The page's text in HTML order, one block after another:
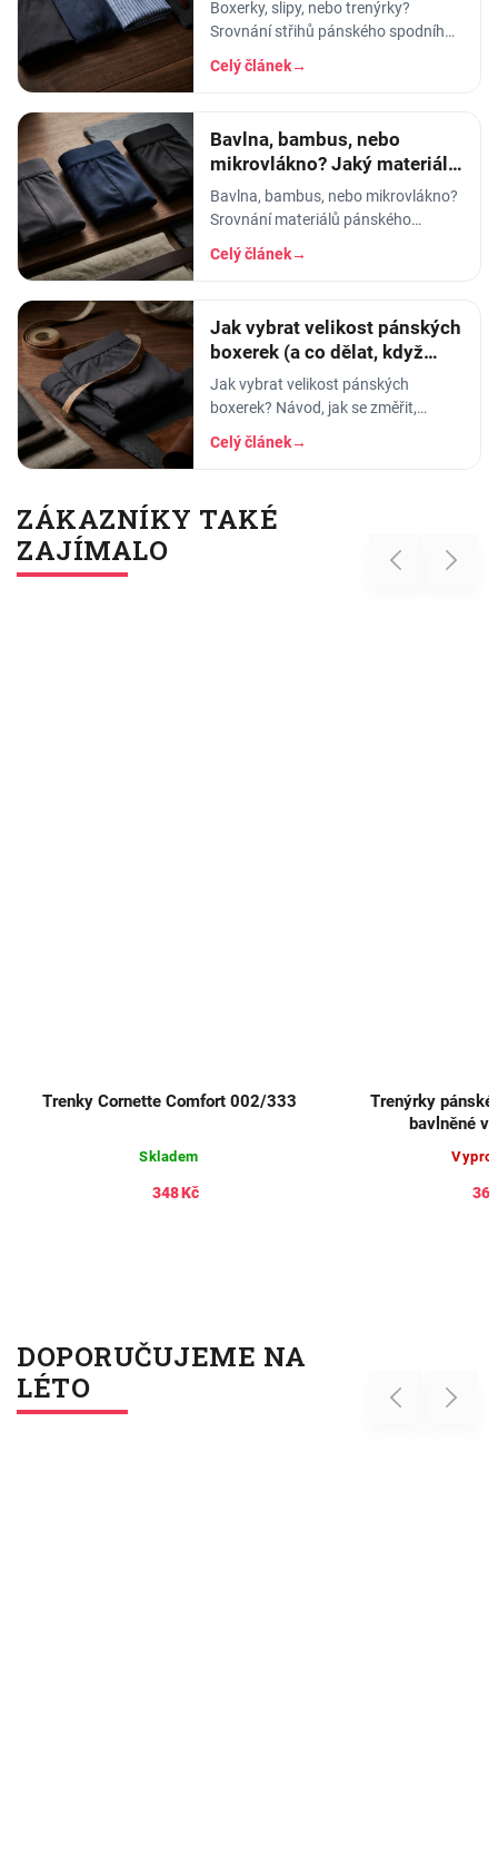
Boxerky, slipy, nebo trenýrky?
Srovnání střihů pánského spodního
prádla - pohodlí, opora, pod jaké
kalhoty a na jakou příležitost se
Celý článek→
Bavlna, bambus, nebo
mikrovlákno? Jaký materiál
pánského prádla vybrat
Bavlna, bambus, nebo mikrovlákno?
Srovnání materiálů pánského
spodního prádla - prodyšnost,
savost, trvanlivost a pro koho se
Celý článek→
Jak vybrat velikost pánských
boxerek (a co dělat, když
tlačí)
Jak vybrat velikost pánských
boxerek? Návod, jak se změřit,
orientační tabulka velikostí a tipy, co
dělat, když boxerky tlačí nebo se
Celý článek→
ZÁKAZNÍKY TAKÉ
ZAJÍMALO
Previous
Trenky Cornette Comfort 002/333
Skladem
348 Kč
Trenýrky pánské
bavlněné
Next
DOPORUČUJEME NA
LÉTO
Previous Next